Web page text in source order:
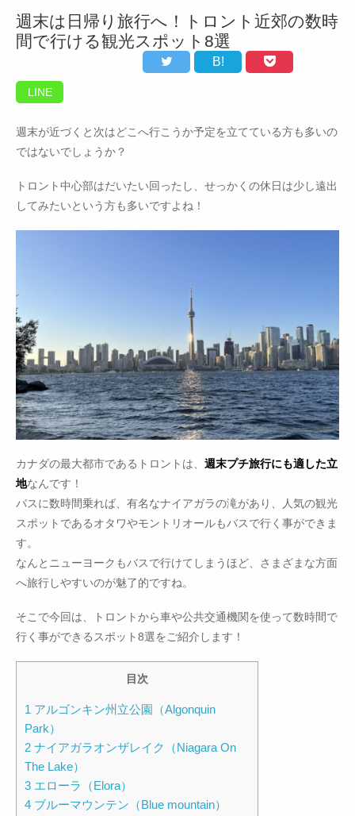
週末は日帰り旅行へ！トロント近郊の数時
間で行ける観光スポット8選
B!
LINE
週末が近づくと次はどこへ行こうか予定を立てている方も多いの
ではないでしょうか？
トロント中心部はだいたい回ったし、せっかくの休日は少し遠出
してみたいという方も多いですよね！
カナダの最大都市であるトロントは、 週末プチ旅行にも適した立
地なんです！
バスに数時間乗れば、有名なナイアガラの滝があり、人気の観光
スポットであるオタワやモントリオールもバスで行く事ができま
す。
なんとニューヨークもバスで行けてしまうほど、さまざまな方面
へ旅行しやすいのが魅了的ですね。
そこで今回は、トロントから車や公共交通機関を使って数時間で
行く事ができるスポット8選をご紹介します！
目次
1 アルゴンキン州立公園（Algonquin
Park）
2 ナイアガラオンザレイク（Niagara On
The Lake）
3 エローラ（Elora）
4 ブルーマウンテン（Blue mountain）